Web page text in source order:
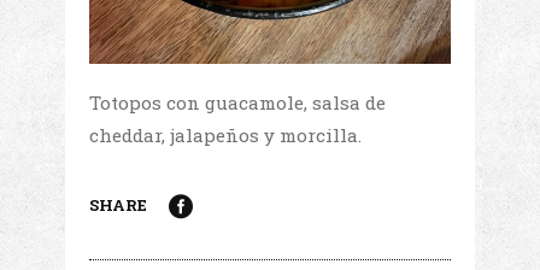
Totopos con guacamole, salsa de
cheddar, jalapeños y morcilla.
SHARE